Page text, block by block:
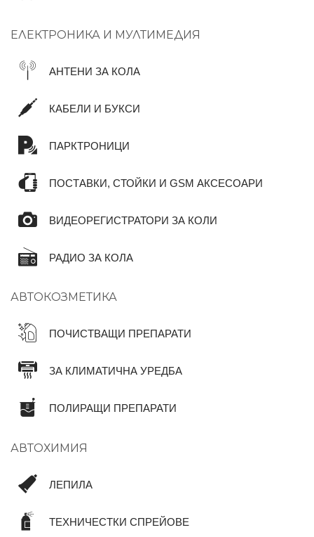
ЕЛЕКТРОНИКА И МУЛТИМЕДИЯ
АНТЕНИ ЗА КОЛА
КАБЕЛИ И БУКСИ
ПАРКТРОНИЦИ
ПОСТАВКИ, СТОЙКИ И GSM АКСЕСОАРИ
ВИДЕОРЕГИСТРАТОРИ ЗА КОЛИ
РАДИО ЗА КОЛА
АВТОКОЗМЕТИКА
ПОЧИСТВАЩИ ПРЕПАРАТИ
ЗА КЛИМАТИЧНА УРЕДБА
ПОЛИРАЩИ ПРЕПАРАТИ
АВТОХИМИЯ
ЛЕПИЛА
ТЕХНИЧЕСТКИ СПРЕЙОВЕ